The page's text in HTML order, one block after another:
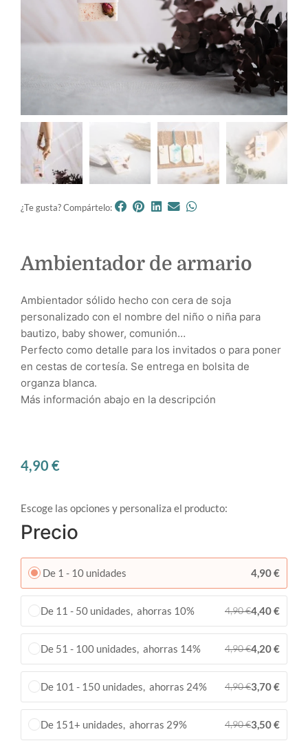
¿Te gusta? Compártelo:
Ambientador de armario
Ambientador sólido hecho con cera de soja
personalizado con el nombre del niño o niña para
bautizo, baby shower, comunión…
Perfecto como detalle para los invitados o para poner
en cestas de cortesía. Se entrega en bolsita de
organza blanca.
Más información abajo en la descripción
4,90 €
Escoge las opciones y personaliza el producto:
Precio
De 1 - 10 unidades 4,90€
De 11 - 50 unidades, ahorras 10% 4,90€4,40€
De 51 - 100 unidades, ahorras 14% 4,90€4,20€
De 101 - 150 unidades, ahorras 24% 4,90€3,70€
De 151+ unidades, ahorras 29% 4,90€3,50€